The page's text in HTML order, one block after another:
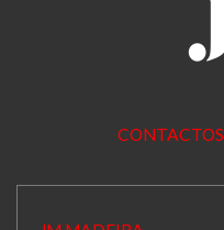
CONTACTOS